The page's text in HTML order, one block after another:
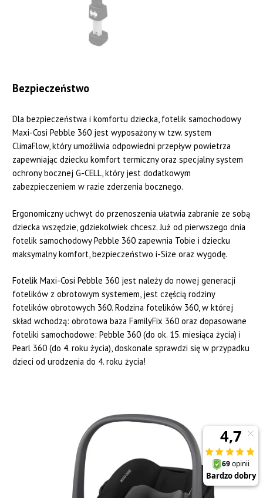
Bezpieczeństwo
Dla bezpieczeństwa i komfortu dziecka, fotelik samochodowy
Maxi-Cosi Pebble 360 jest wyposażony w tzw. system
ClimaFlow, który umożliwia odpowiedni przepływ powietrza
zapewniając dziecku komfort termiczny oraz specjalny system
ochrony bocznej G-CELL, który jest dodatkowym
zabezpieczeniem w razie zderzenia bocznego.
Ergonomiczny uchwyt do przenoszenia ułatwia zabranie ze sobą
dziecka wszędzie, gdziekolwiek chcesz. Już od pierwszego dnia
fotelik samochodowy Pebble 360 zapewnia Tobie i dziecku
maksymalny komfort, bezpieczeństwo i-Size oraz wygodę.
Fotelik Maxi-Cosi Pebble 360 jest należy do nowej generacji
fotelików z obrotowym systemem, jest częścią rodziny
fotelików obrotowych 360. Rodzina fotelików 360, w której
skład wchodzą: obrotowa baza FamilyFix 360 oraz dopasowane
foteliki samochodowe: Pebble 360 (do ok. 15. miesiąca życia) i
Pearl 360 (do 4. roku życia), doskonale sprawdzi się w przypadku
dzieci od urodzenia do 4. roku życia!